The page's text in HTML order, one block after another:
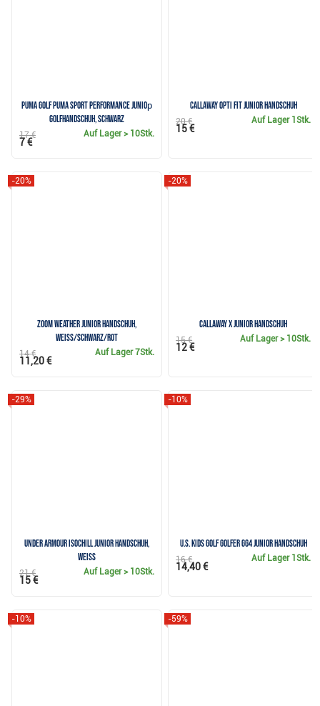
Puma Golf Puma Sport Performance Junioр
Golfhandschuh, schwarz
Auf Lager> 10Stk.
17 €
7 €
Callaway Opti Fit Junior Handschuh
Auf Lager 1Stk.
20 €
15 €
Zoom Weather Junior Handschuh,
weiss/schwarz/rot
-20%
Auf Lager7Stk.
14 €
11,20 €
Callaway X Junior Handschuh
-20%
Auf Lager> 10Stk.
15 €
12 €
Under Armour IsoChill Junior Handschuh,
weiss
-29%
Auf Lager> 10Stk.
21 €
15 €
U.S. Kids Golf Golfer GG4 Junior Handschuh
-10%
Auf Lager 1Stk.
16 €
14,40 €
-10% -59%